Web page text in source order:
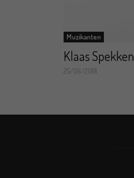
Muzikanten
Klaas Spekken
25/06/2018